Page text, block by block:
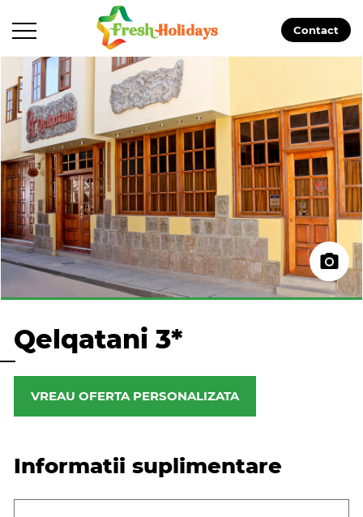
Contact
Qelqatani 3*
VREAU OFERTA PERSONALIZATA
Informatii suplimentare